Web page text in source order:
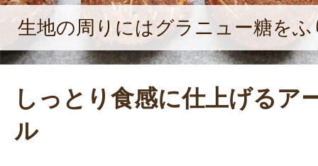
生地の周りにはグラニュー糖を
しっとり食感に仕上げるア
ル